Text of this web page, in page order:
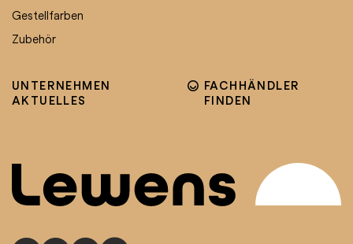
UNTERNEHMEN
AKTUELLES
Gestellfarben
Zubehör
FACHHÄNDLER
FINDEN